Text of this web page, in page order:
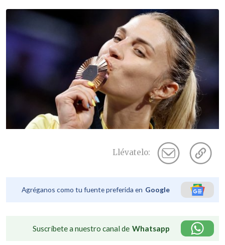
Llévatelo:
Agréganos como tu fuente preferida en Google
Suscríbete a nuestro canal de Whatsapp